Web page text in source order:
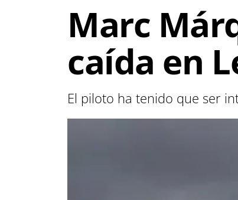
Marc
caída en
El piloto ha tenido que ser